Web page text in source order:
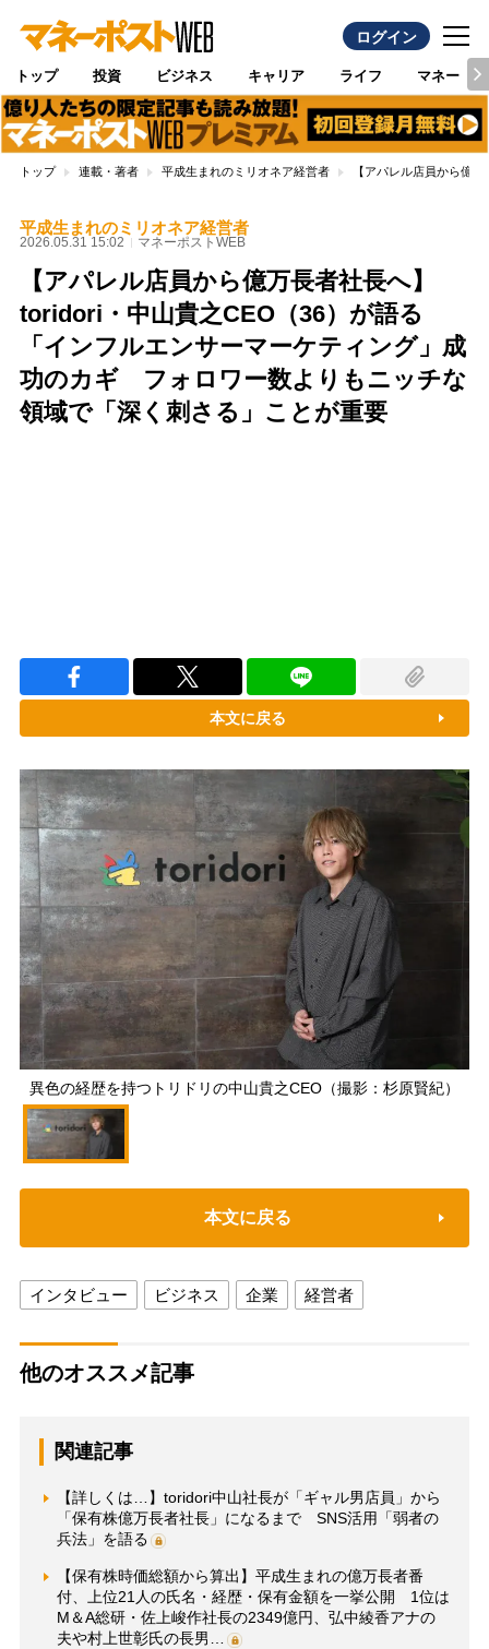
ログイン
トップ 投資 ビジネス キャリア ライフ マネー
トップ 連載・著者 平成生まれのミリオネア経営者 【アパレル店員から億
平成生まれのミリオネア経営者
2026.05.31 15:02 マネーポストWEB
【アパレル店員から億万長者社長へ】
toridori・中山貴之CEO（36）が語る
「インフルエンサーマーケティング」成
功のカギ フォロワー数よりもニッチな
領域で「深く刺さる」ことが重要
本文に戻る
異色の経歴を持つトリドリの中山貴之CEO（撮影：杉原賢紀）
本文に戻る
インタビュー ビジネス 企業 経営者
他のオススメ記事
関連記事
【詳しくは…】toridori中山社長が「ギャル男店員」から
「保有株億万長者社長」になるまで SNS活用「弱者の
兵法」を語る
【保有株時価総額から算出】平成生まれの億万長者番
付、上位21人の氏名・経歴・保有金額を一挙公開 1位は
M＆A総研・佐上峻作社長の2349億円、弘中綾香アナの
夫や村上世彰氏の長男…